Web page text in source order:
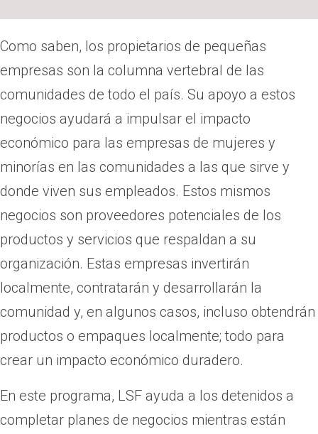
Como saben, los propietarios de pequeñas
empresas son la columna vertebral de las
comunidades de todo el país. Su apoyo a estos
negocios ayudará a impulsar el impacto
económico para las empresas de mujeres y
minorías en las comunidades a las que sirve y
donde viven sus empleados. Estos mismos
negocios son proveedores potenciales de los
productos y servicios que respaldan a su
organización. Estas empresas invertirán
localmente, contratarán y desarrollarán la
comunidad y, en algunos casos, incluso obtendrán
productos o empaques localmente; todo para
crear un impacto económico duradero.
En este programa, LSF ayuda a los detenidos a
completar planes de negocios mientras están